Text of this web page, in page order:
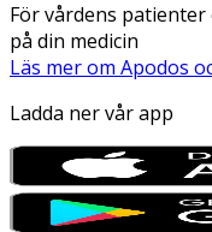
För vårdens
på din medicin
Läs mer om Apodos
Ladda ner vår app